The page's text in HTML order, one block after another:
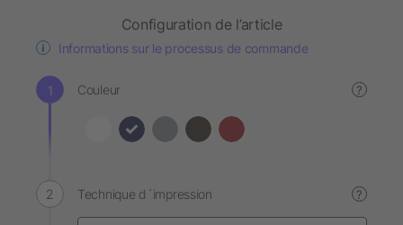
Configuration de l’article
Informations sur le processus de commande
Couleur ?
Technique d´impression ?